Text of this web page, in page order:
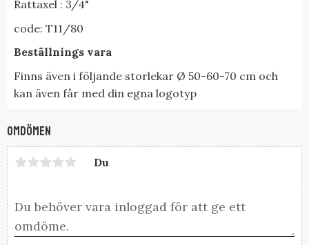
Rattaxel : 3/4"
code: T11/80
Beställnings vara
Finns även i följande storlekar Ø 50-60-70 cm och
kan även får med din egna logotyp
Omdömen
Du